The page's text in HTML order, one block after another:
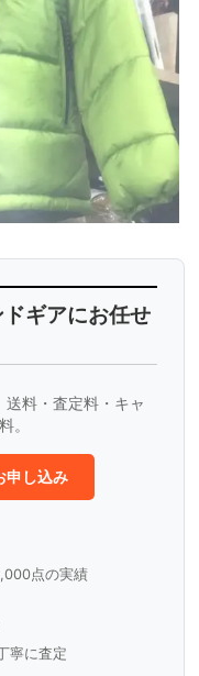
ギアにお任せ
料・査定料・キャ
。
申し込み
点の実績
寧に査定